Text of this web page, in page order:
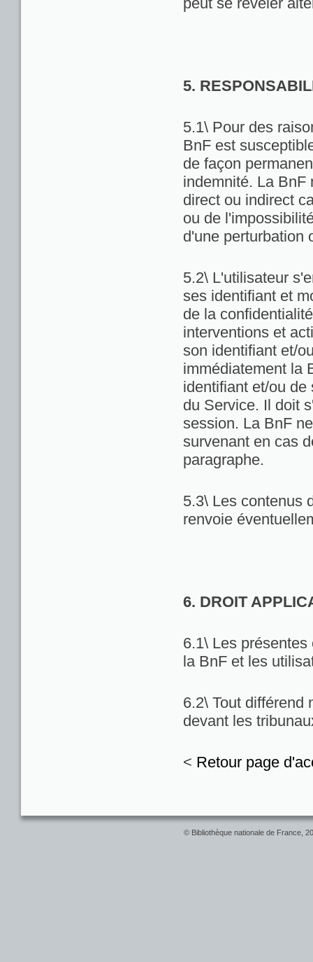
5.
5.1\ Pour des
BnF est
de façon
indemnité. La BnF
direct ou indirect
ou de
d'une perturbation
5.2\ L'utilisateur
ses identifiant et
de la
interventions et
son identifiant et/
immédiatement la
identifiant et/ou
du Service. Il doit
session. La BnF
survenant en cas
paragraphe.
5.3\ Les contenus
renvoie
6. DROIT
6.1\ Les
la BnF et les
6.2\ Tout différend
devant les
< Retour page
© Bibliothèque nationale de France,